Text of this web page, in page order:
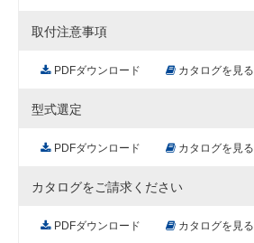
取付注意事項
PDFダウンロード カタログを見る
型式選定
PDFダウンロード カタログを見る
カタログをご請求ください
PDFダウンロード カタログを見る